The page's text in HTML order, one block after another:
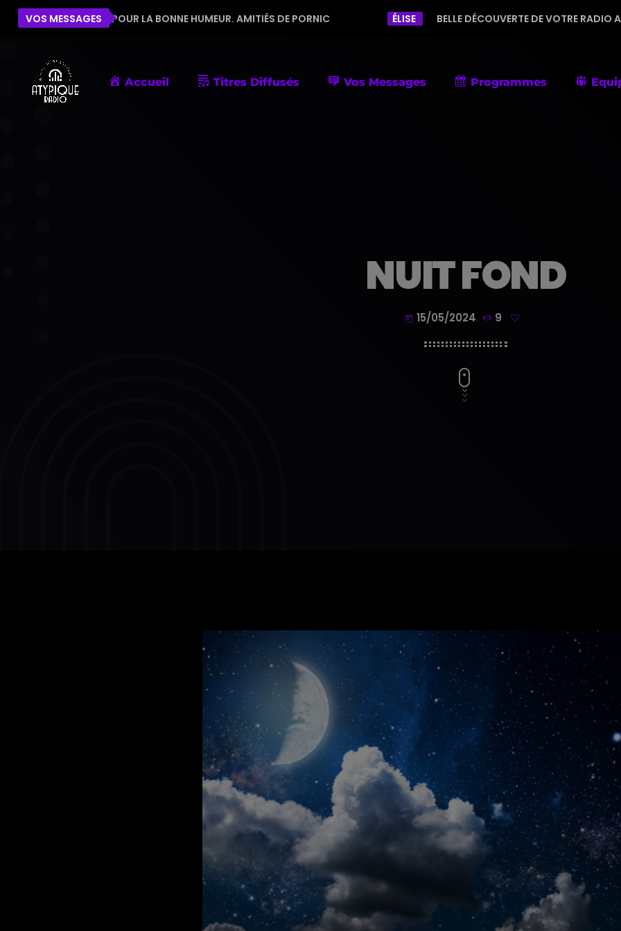
VOS MESSAGES
POUR LA BONNE HUMEUR. AMITIÉS DE PORNIC ÉLISE BELLE DÉCOUVERTE DE VOTRE RADIO AVEC UNE
Accueil Titres Diffusés Vos Messages Programmes
NUIT FOND
today 15/05/2024 9